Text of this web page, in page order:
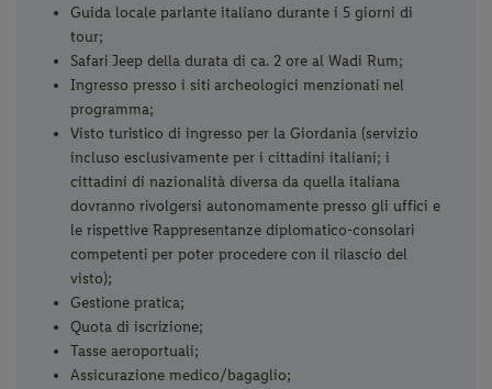
Guida locale parlante italiano durante i 5 giorni di
tour;
Safari Jeep della durata di ca. 2 ore al Wadi Rum;
Ingresso presso i siti archeologici menzionati nel
programma;
Visto turistico di ingresso per la Giordania (servizio
incluso esclusivamente per i cittadini italiani; i
cittadini di nazionalità diversa da quella italiana
dovranno rivolgersi autonomamente presso gli uffici e
le rispettive Rappresentanze diplomatico-consolari
competenti per poter procedere con il rilascio del
visto);
Gestione pratica;
Quota di iscrizione;
Tasse aeroportuali;
Assicurazione medico/bagaglio;